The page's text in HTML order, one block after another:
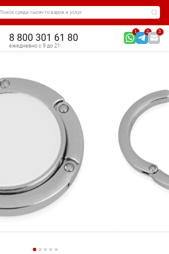
Поиск среди тысяч товаров и услуг
8 800 301 61 80
1 2 3
ежедневно с 9 до 21